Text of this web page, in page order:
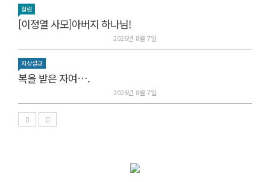
컬럼
[이정열 사모]아버지 하나님!
2026년 8월 7일
지상설교
복을 받은 자여….
2026년 8월 7일